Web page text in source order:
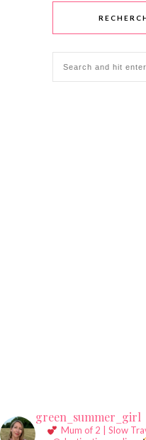
green_summer_girl
Mum of 2 | Slow